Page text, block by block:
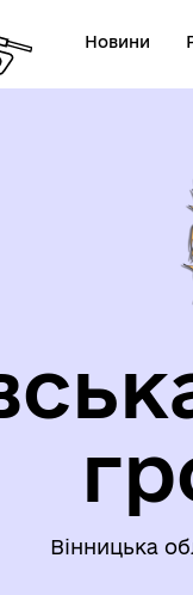
Новини
Вінницька